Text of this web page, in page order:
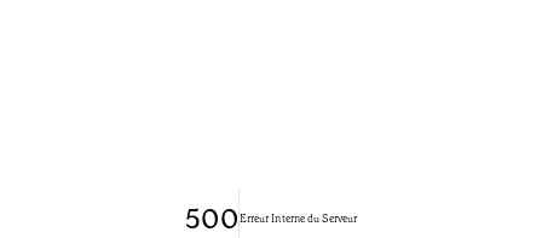
500Erreur Interne du Serveur